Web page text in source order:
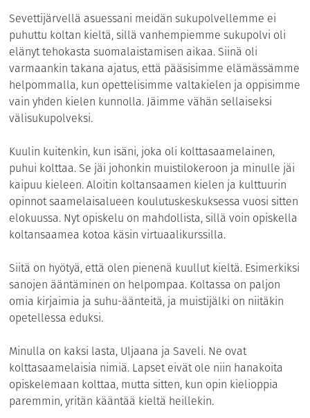
Sevettijärvellä asuessani meidän sukupolvellemme ei
puhuttu koltan kieltä, sillä vanhempiemme sukupolvi oli
elänyt tehokasta suomalaistamisen aikaa. Siinä oli
varmaankin takana ajatus, että pääsisimme elämässämme
helpommalla, kun opettelisimme valtakielen ja oppisimme
vain yhden kielen kunnolla. Jäimme vähän sellaiseksi
välisukupolveksi.
Kuulin kuitenkin, kun isäni, joka oli kolttasaamelainen,
puhui kolttaa. Se jäi johonkin muistilokeroon ja minulle jäi
kaipuu kieleen. Aloitin koltansaamen kielen ja kulttuurin
opinnot saamelaisalueen koulutuskeskuksessa vuosi sitten
elokuussa. Nyt opiskelu on mahdollista, sillä voin opiskella
koltansaamea kotoa käsin virtuaalikurssilla.
Siitä on hyötyä, että olen pienenä kuullut kieltä. Esimerkiksi
sanojen ääntäminen on helpompaa. Koltassa on paljon
omia kirjaimia ja suhu-äänteitä, ja muistijälki on niitäkin
opetellessa eduksi.
Minulla on kaksi lasta, Uljaana ja Saveli. Ne ovat
kolttasaamelaisia nimiä. Lapset eivät ole niin hanakoita
opiskelemaan kolttaa, mutta sitten, kun opin kielioppia
paremmin, yritän kääntää kieltä heillekin.